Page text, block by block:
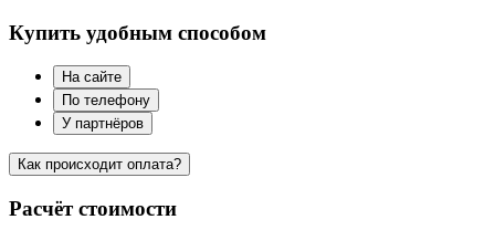
Купить удобным способом
На сайте
По телефону
У партнёров
Как происходит оплата?
Расчёт стоимости